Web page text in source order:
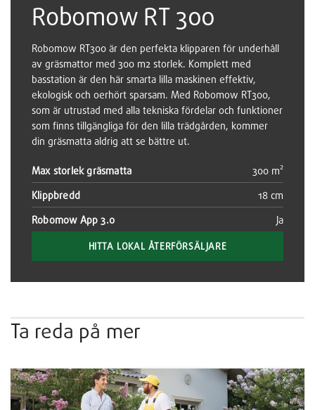
Robomow RT 300
Robomow RT300 är den perfekta klipparen för underhåll
av gräsmattor med 300 m2 storlek. Komplett med
basstation är den här smarta lilla maskinen effektiv,
ekologisk och oerhört sparsam. Med Robomow RT300,
som är utrustad med alla tekniska fördelar och funktioner
som finns tillgängliga för den lilla trädgården, kommer
din gräsmatta aldrig att se bättre ut.
Max storlek gräsmatta 300 m²
Klippbredd 18 cm
Robomow App 3.0 Ja
HITTA LOKAL ÅTERFÖRSÄLJARE
Ta reda på mer